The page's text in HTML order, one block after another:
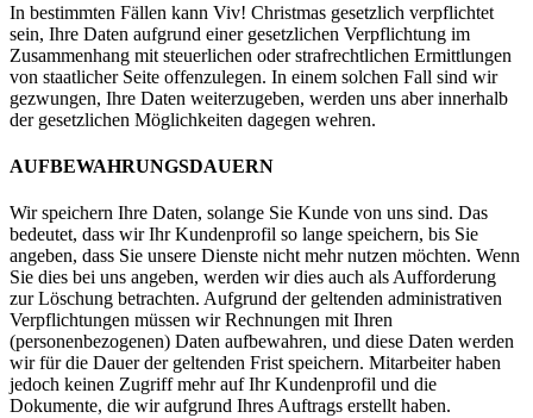
In bestimmten Fällen kann Viv! Christmas gesetzlich verpflichtet
sein, Ihre Daten aufgrund einer gesetzlichen Verpflichtung im
Zusammenhang mit steuerlichen oder strafrechtlichen Ermittlungen
von staatlicher Seite offenzulegen. In einem solchen Fall sind wir
gezwungen, Ihre Daten weiterzugeben, werden uns aber innerhalb
der gesetzlichen Möglichkeiten dagegen wehren.
AUFBEWAHRUNGSDAUERN
Wir speichern Ihre Daten, solange Sie Kunde von uns sind. Das
bedeutet, dass wir Ihr Kundenprofil so lange speichern, bis Sie
angeben, dass Sie unsere Dienste nicht mehr nutzen möchten. Wenn
Sie dies bei uns angeben, werden wir dies auch als Aufforderung
zur Löschung betrachten. Aufgrund der geltenden administrativen
Verpflichtungen müssen wir Rechnungen mit Ihren
(personenbezogenen) Daten aufbewahren, und diese Daten werden
wir für die Dauer der geltenden Frist speichern. Mitarbeiter haben
jedoch keinen Zugriff mehr auf Ihr Kundenprofil und die
Dokumente, die wir aufgrund Ihres Auftrags erstellt haben.